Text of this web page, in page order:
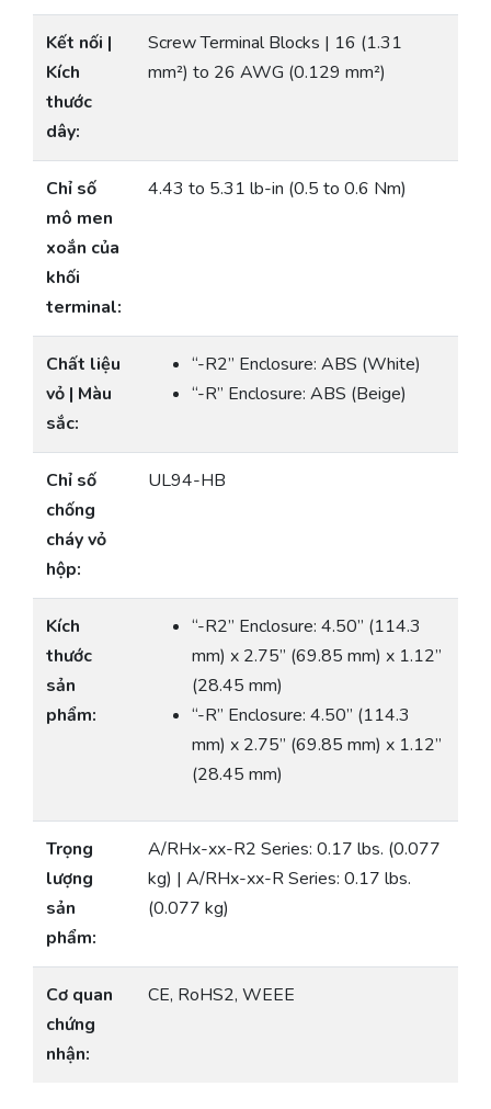
Kết nối |
Kích
thước
dây:
Screw Terminal Blocks | 16 (1.31
mm²) to 26 AWG (0.129 mm²)
Chỉ số
mô men
xoắn của
khối
terminal:
4.43 to 5.31 lb-in (0.5 to 0.6 Nm)
Chất liệu
vỏ | Màu
sắc:
“-R2” Enclosure: ABS (White)
“-R” Enclosure: ABS (Beige)
Chỉ số
chống
cháy vỏ
hộp:
UL94-HB
Kích
thước
sản
phẩm:
“-R2” Enclosure: 4.50” (114.3
mm) x 2.75” (69.85 mm) x 1.12”
(28.45 mm)
“-R” Enclosure: 4.50” (114.3
mm) x 2.75” (69.85 mm) x 1.12”
(28.45 mm)
Trọng
lượng
sản
phẩm:
A/RHx-xx-R2 Series: 0.17 lbs. (0.077
kg) | A/RHx-xx-R Series: 0.17 lbs.
(0.077 kg)
Cơ quan
chứng
nhận:
CE, RoHS2, WEEE